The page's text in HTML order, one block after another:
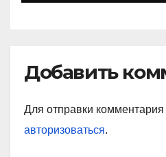
Добавить
Для отправки
авторизоваться.